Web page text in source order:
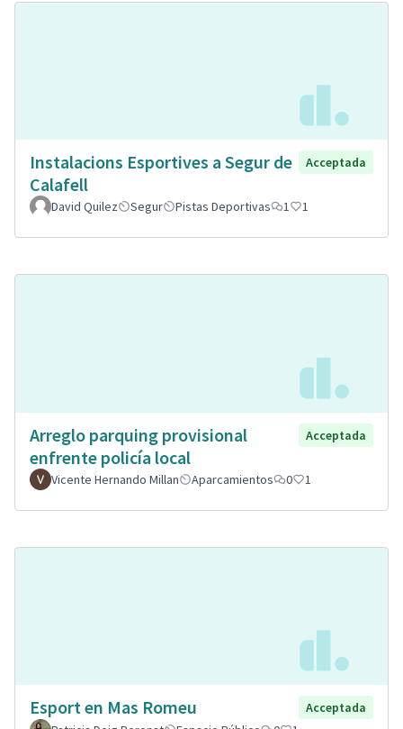
Instalacions Esportives a Segur de
Calafell
Acceptada
David Quilez Segur Pistas Deportivas 1 1
Arreglo parquing provisional
enfrente policía local
Acceptada
Vicente Hernando Millan Aparcamientos 0 1
Esport en Mas Romeu
Acceptada